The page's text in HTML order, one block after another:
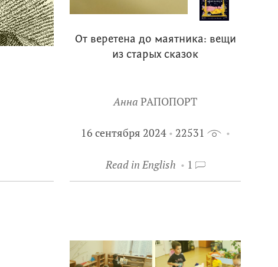
От веретена до маятника: вещи
из старых сказок
Анна РАПОПОРТ
16 сентября 2024 22531
Read in English 1